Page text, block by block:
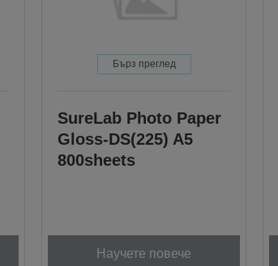
Бърз преглед
SureLab Photo Paper
Gloss-DS(225) A5
800sheets
Научете повече